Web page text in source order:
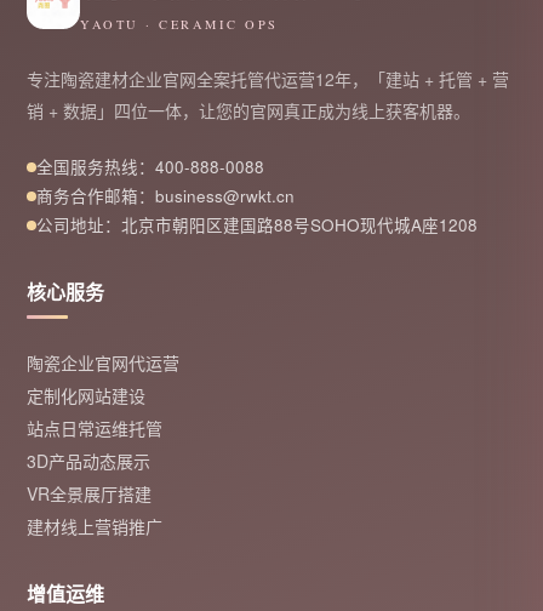
YAOTU · CERAMIC OPS
专注陶瓷建材企业官网全案托管代运营12年，「建站 + 托管 + 营
销 + 数据」四位一体，让您的官网真正成为线上获客机器。
全国服务热线：400-888-0088
商务合作邮箱：business@rwkt.cn
公司地址：北京市朝阳区建国路88号SOHO现代城A座1208
核心服务
陶瓷企业官网代运营
定制化网站建设
站点日常运维托管
3D产品动态展示
VR全景展厅搭建
建材线上营销推广
增值运维